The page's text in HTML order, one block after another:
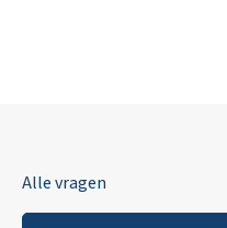
Alle vragen